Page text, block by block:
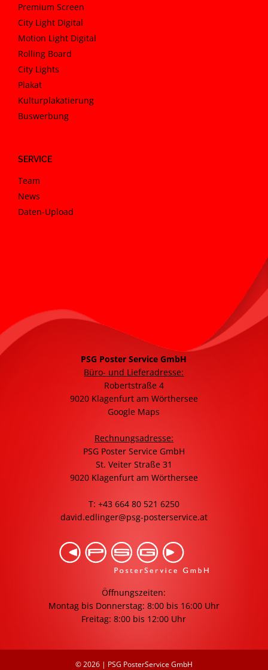
Premium Screen
City Light Digital
Motion Light Digital
Rolling Board
City Lights
Plakat
Kulturplakatierung
Buswerbung
SERVICE
Team
News
Daten-Upload
PSG Poster Service GmbH
Büro- und Lieferadresse:
Robertstraße 4
9020 Klagenfurt am Wörthersee
Google Maps
Rechnungsadresse:
PSG Poster Service GmbH
St. Veiter Straße 31
9020 Klagenfurt am Wörthersee
T: +43 664 80 521 6250
david.edlinger@psg-posterservice.at
Öffnungszeiten:
Montag bis Donnerstag: 8:00 bis 16:00 Uhr
Freitag: 8:00 bis 12:00 Uhr
© 2026 | PSG PosterService GmbH